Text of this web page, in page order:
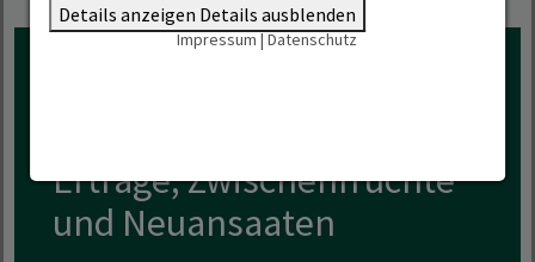
Erträge, Zwischenfrüchte
und Neuansaaten
Details anzeigen Details ausblenden
Impressum|Datenschutz